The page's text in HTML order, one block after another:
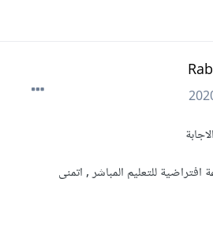
للتعليم المباشر , اتمنى